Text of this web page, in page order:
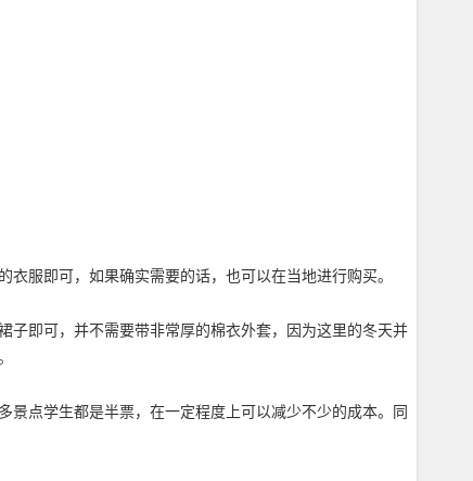
服即可，如果确实需要的话，也可以在当地进行购买。
子即可，并不需要带非常厚的棉衣外套，因为这里的冬天并
点学生都是半票，在一定程度上可以减少不少的成本。同